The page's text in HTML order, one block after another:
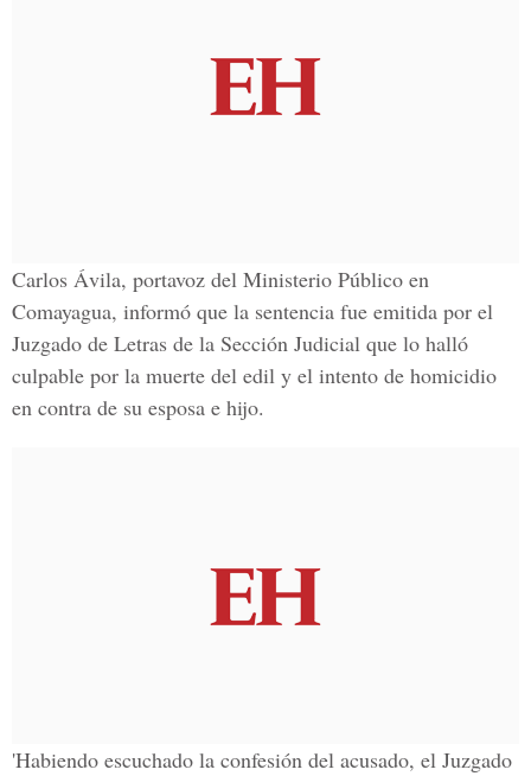
Carlos Ávila, portavoz del Ministerio Público en
Comayagua, informó que la sentencia fue emitida por el
Juzgado de Letras de la Sección Judicial que lo halló
culpable por la muerte del edil y el intento de homicidio
en contra de su esposa e hijo.
'Habiendo escuchado la confesión del acusado, el Juzgado